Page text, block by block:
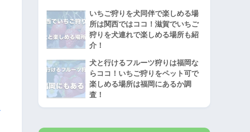
いちご狩りを犬同伴で楽しめる場
所は関西ではココ！滋賀でいちご
狩りを犬連れで楽しめる場所も紹
介！
犬と行けるフルーツ狩りは福岡な
らココ！いちご狩りをペット可で
楽しめる場所は福岡にあるか調
査！